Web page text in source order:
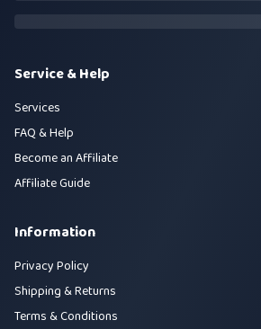
Service & Help
Services
FAQ & Help
Become an Affiliate
Affiliate Guide
Information
Privacy Policy
Shipping & Returns
Terms & Conditions